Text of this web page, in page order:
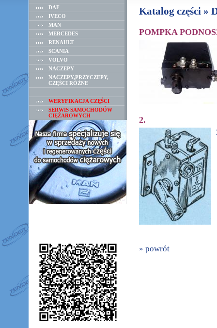
DAF
IVECO
MAN
MERCEDES
RENAULT
SCANIA
VOLVO
NACZEPY
NACZEPY,PRZYCZEPY,
CZĘŚCI RÓŻNE
WERYFIKACJA CZĘŚCI
SERWIS SAMOCHODÓW
CIĘŻAROWYCH
Katalog części »
POMPKA
2.
» powrót